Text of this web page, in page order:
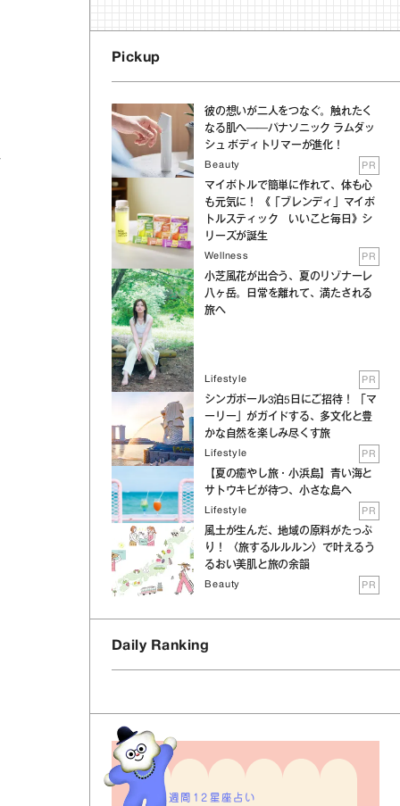
Pickup
彼の想いが二人をつなぐ。触れたく
なる肌へ──パナソニック ラムダッ
シュ ボディトリマーが進化！
Beauty PR
マイボトルで簡単に作れて、体も心
も元気に！ 《「ブレンディ」マイボ
トルスティック いいこと毎日》シ
リーズが誕生
Wellness PR
小芝風花が出合う、夏のリゾナーレ
八ヶ岳。日常を離れて、満たされる
旅へ
Lifestyle PR
シンガポール3泊5日にご招待！ 「マ
ーリー」がガイドする、多文化と豊
かな自然を楽しみ尽くす旅
Lifestyle PR
【夏の癒やし旅・小浜島】青い海と
サトウキビが待つ、小さな島へ
Lifestyle PR
風土が生んだ、地域の原料がたっぷ
り！ 〈旅するルルルン〉で叶えるう
るおい美肌と旅の余韻
Beauty PR
Daily Ranking
週間12星座占い